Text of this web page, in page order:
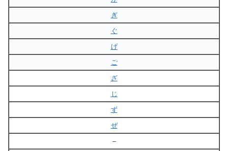
ぎ
ぐ
げ
ご
ざ
じ
ず
ぜ
–